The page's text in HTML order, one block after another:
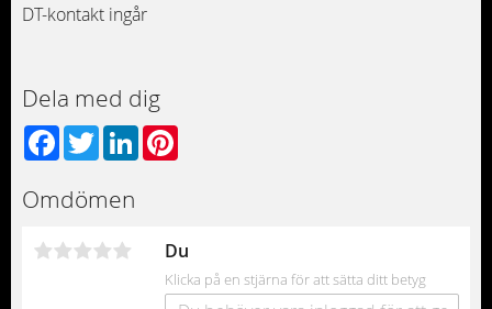
DT-kontakt ingår
Dela med dig
Facebook
TwitterLinkedIn
Omdömen
Du
Klicka på en stjärna för att sätta ditt betyg